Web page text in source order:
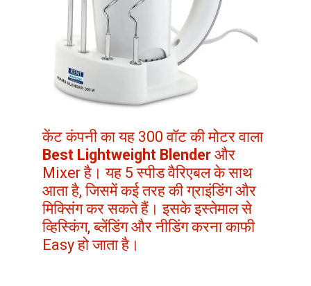
केंट कंपनी का यह 300 वॉट की मोटर वाला
Best Lightweight Blender और
Mixer है। यह 5 स्पीड वैरिएबल के साथ
आता है, जिसमें कई तरह की ग्राइंडिंग और
मिक्सिंग कर सकते हैं। इसके इस्तेमाल से
व्हिस्किंग, ब्लेंडिंग और नीडिंग करना काफी
Easy हो जाता है।